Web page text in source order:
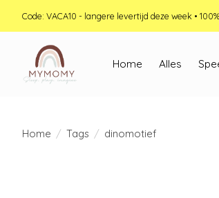
Code: VACA10 - langere levertijd deze week •
Home Alles
Home / Tags / dinomotief